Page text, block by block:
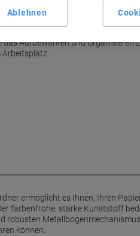
Dokumente mit Elba
das Aufbewahren und Organisieren
ermöglicht es Ihnen, Ihren
farbenfrohe, starke Kunststoff
robusten
können.
Ablehnen